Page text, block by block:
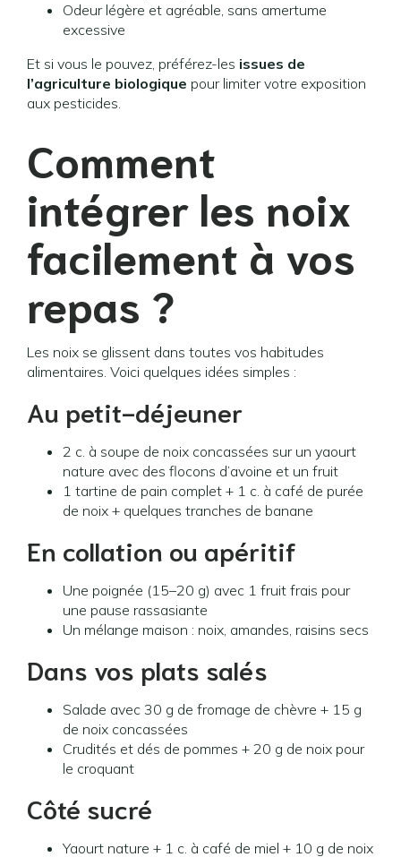
Odeur légère et agréable, sans amertume
excessive
Et si vous le pouvez, préférez-les issues de
l’agriculture biologique pour limiter votre exposition
aux pesticides.
Comment
intégrer les noix
facilement à vos
repas ?
Les noix se glissent dans toutes vos habitudes
alimentaires. Voici quelques idées simples :
Au petit-déjeuner
2 c. à soupe de noix concassées sur un yaourt
nature avec des flocons d’avoine et un fruit
1 tartine de pain complet + 1 c. à café de purée
de noix + quelques tranches de banane
En collation ou apéritif
Une poignée (15–20 g) avec 1 fruit frais pour
une pause rassasiante
Un mélange maison : noix, amandes, raisins secs
Dans vos plats salés
Salade avec 30 g de fromage de chèvre + 15 g
de noix concassées
Crudités et dés de pommes + 20 g de noix pour
le croquant
Côté sucré
Yaourt nature + 1 c. à café de miel + 10 g de noix